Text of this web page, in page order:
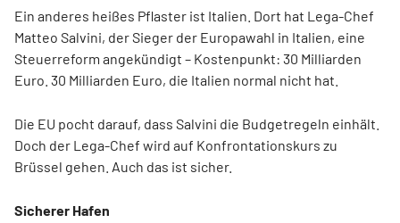
Ein anderes heißes Pflaster ist Italien. Dort hat Lega-Chef
Matteo Salvini, der Sieger der Europawahl in Italien, eine
Steuerreform angekündigt – Kostenpunkt: 30 Milliarden
Euro. 30 Milliarden Euro, die Italien normal nicht hat.
Die EU pocht darauf, dass Salvini die Budgetregeln einhält.
Doch der Lega-Chef wird auf Konfrontationskurs zu
Brüssel gehen. Auch das ist sicher.
Sicherer Hafen